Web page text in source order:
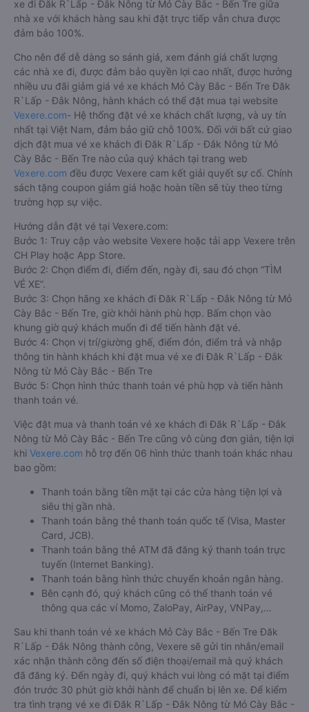
xe đi Đăk R`Lấp - Đắk Nông từ Mỏ Cày Bắc - Bến Tre giữa
nhà xe với khách hàng sau khi đặt trực tiếp vẫn chưa được
đảm bảo 100%.
Cho nên để dễ dàng so sánh giá, xem đánh giá chất lượng
các nhà xe đi, được đảm bảo quyền lợi cao nhất, được hưởng
nhiều ưu đãi giảm giá vé xe khách Mỏ Cày Bắc - Bến Tre Đăk
R`Lấp - Đắk Nông, hành khách có thể đặt mua tại website
Vexere.com- Hệ thống đặt vé xe khách chất lượng, và uy tín
nhất tại Việt Nam, đảm bảo giữ chỗ 100%. Đối với bất cứ giao
dịch đặt mua vé xe khách đi Đăk R`Lấp - Đắk Nông từ Mỏ
Cày Bắc - Bến Tre nào của quý khách tại trang web
Vexere.com đều được Vexere cam kết giải quyết sự cố. Chính
sách tặng coupon giảm giá hoặc hoàn tiền sẽ tùy theo từng
trường hợp sự việc.
Hướng dẫn đặt vé tại Vexere.com:
Bước 1: Truy cập vào website Vexere hoặc tải app Vexere trên
CH Play hoặc App Store.
Bước 2: Chọn điểm đi, điểm đến, ngày đi, sau đó chọn “TÌM
VÉ XE”.
Bước 3: Chọn hãng xe khách đi Đăk R`Lấp - Đắk Nông từ Mỏ
Cày Bắc - Bến Tre, giờ khởi hành phù hợp. Bấm chọn vào
khung giờ quý khách muốn đi để tiến hành đặt vé.
Bước 4: Chọn vị trí/giường ghế, điểm đón, điểm trả và nhập
thông tin hành khách khi đặt mua vé xe đi Đăk R`Lấp - Đắk
Nông từ Mỏ Cày Bắc - Bến Tre
Bước 5: Chọn hình thức thanh toán vé phù hợp và tiến hành
thanh toán vé.
Việc đặt mua và thanh toán vé xe khách đi Đăk R`Lấp - Đắk
Nông từ Mỏ Cày Bắc - Bến Tre cũng vô cùng đơn giản, tiện lợi
khi Vexere.com hỗ trợ đến 06 hình thức thanh toán khác nhau
bao gồm:
Thanh toán bằng tiền mặt tại các cửa hàng tiện lợi và
siêu thị gần nhà.
Thanh toán bằng thẻ thanh toán quốc tế (Visa, Master
Card, JCB).
Thanh toán bằng thẻ ATM đã đăng ký thanh toán trực
tuyến (Internet Banking).
Thanh toán bằng hình thức chuyển khoản ngân hàng.
Bên cạnh đó, quý khách cũng có thể thanh toán vé
thông qua các ví Momo, ZaloPay, AirPay, VNPay,…
Sau khi thanh toán vé xe khách Mỏ Cày Bắc - Bến Tre Đăk
R`Lấp - Đắk Nông thành công, Vexere sẽ gửi tin nhắn/email
xác nhận thành công đến số điện thoại/email mà quý khách
đã đăng ký. Đến ngày đi, quý khách vui lòng có mặt tại điểm
đón trước 30 phút giờ khởi hành để chuẩn bị lên xe. Để kiểm
tra tình trạng vé xe đi Đăk R`Lấp - Đắk Nông từ Mỏ Cày Bắc -